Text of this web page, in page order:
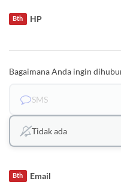
HP
Bth
Bagaimana Anda ingin
SMS
Tidak ada
Email
Bth